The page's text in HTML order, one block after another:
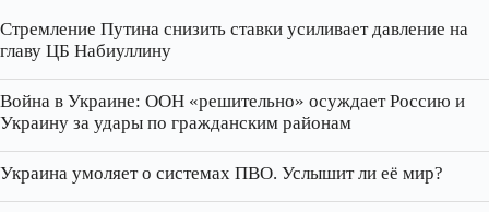
Стремление Путина снизить ставки усиливает давление на
главу ЦБ Набиуллину
Война в Украине: ООН «решительно» осуждает Россию и
Украину за удары по гражданским районам
Украина умоляет о системах ПВО. Услышит ли её мир?